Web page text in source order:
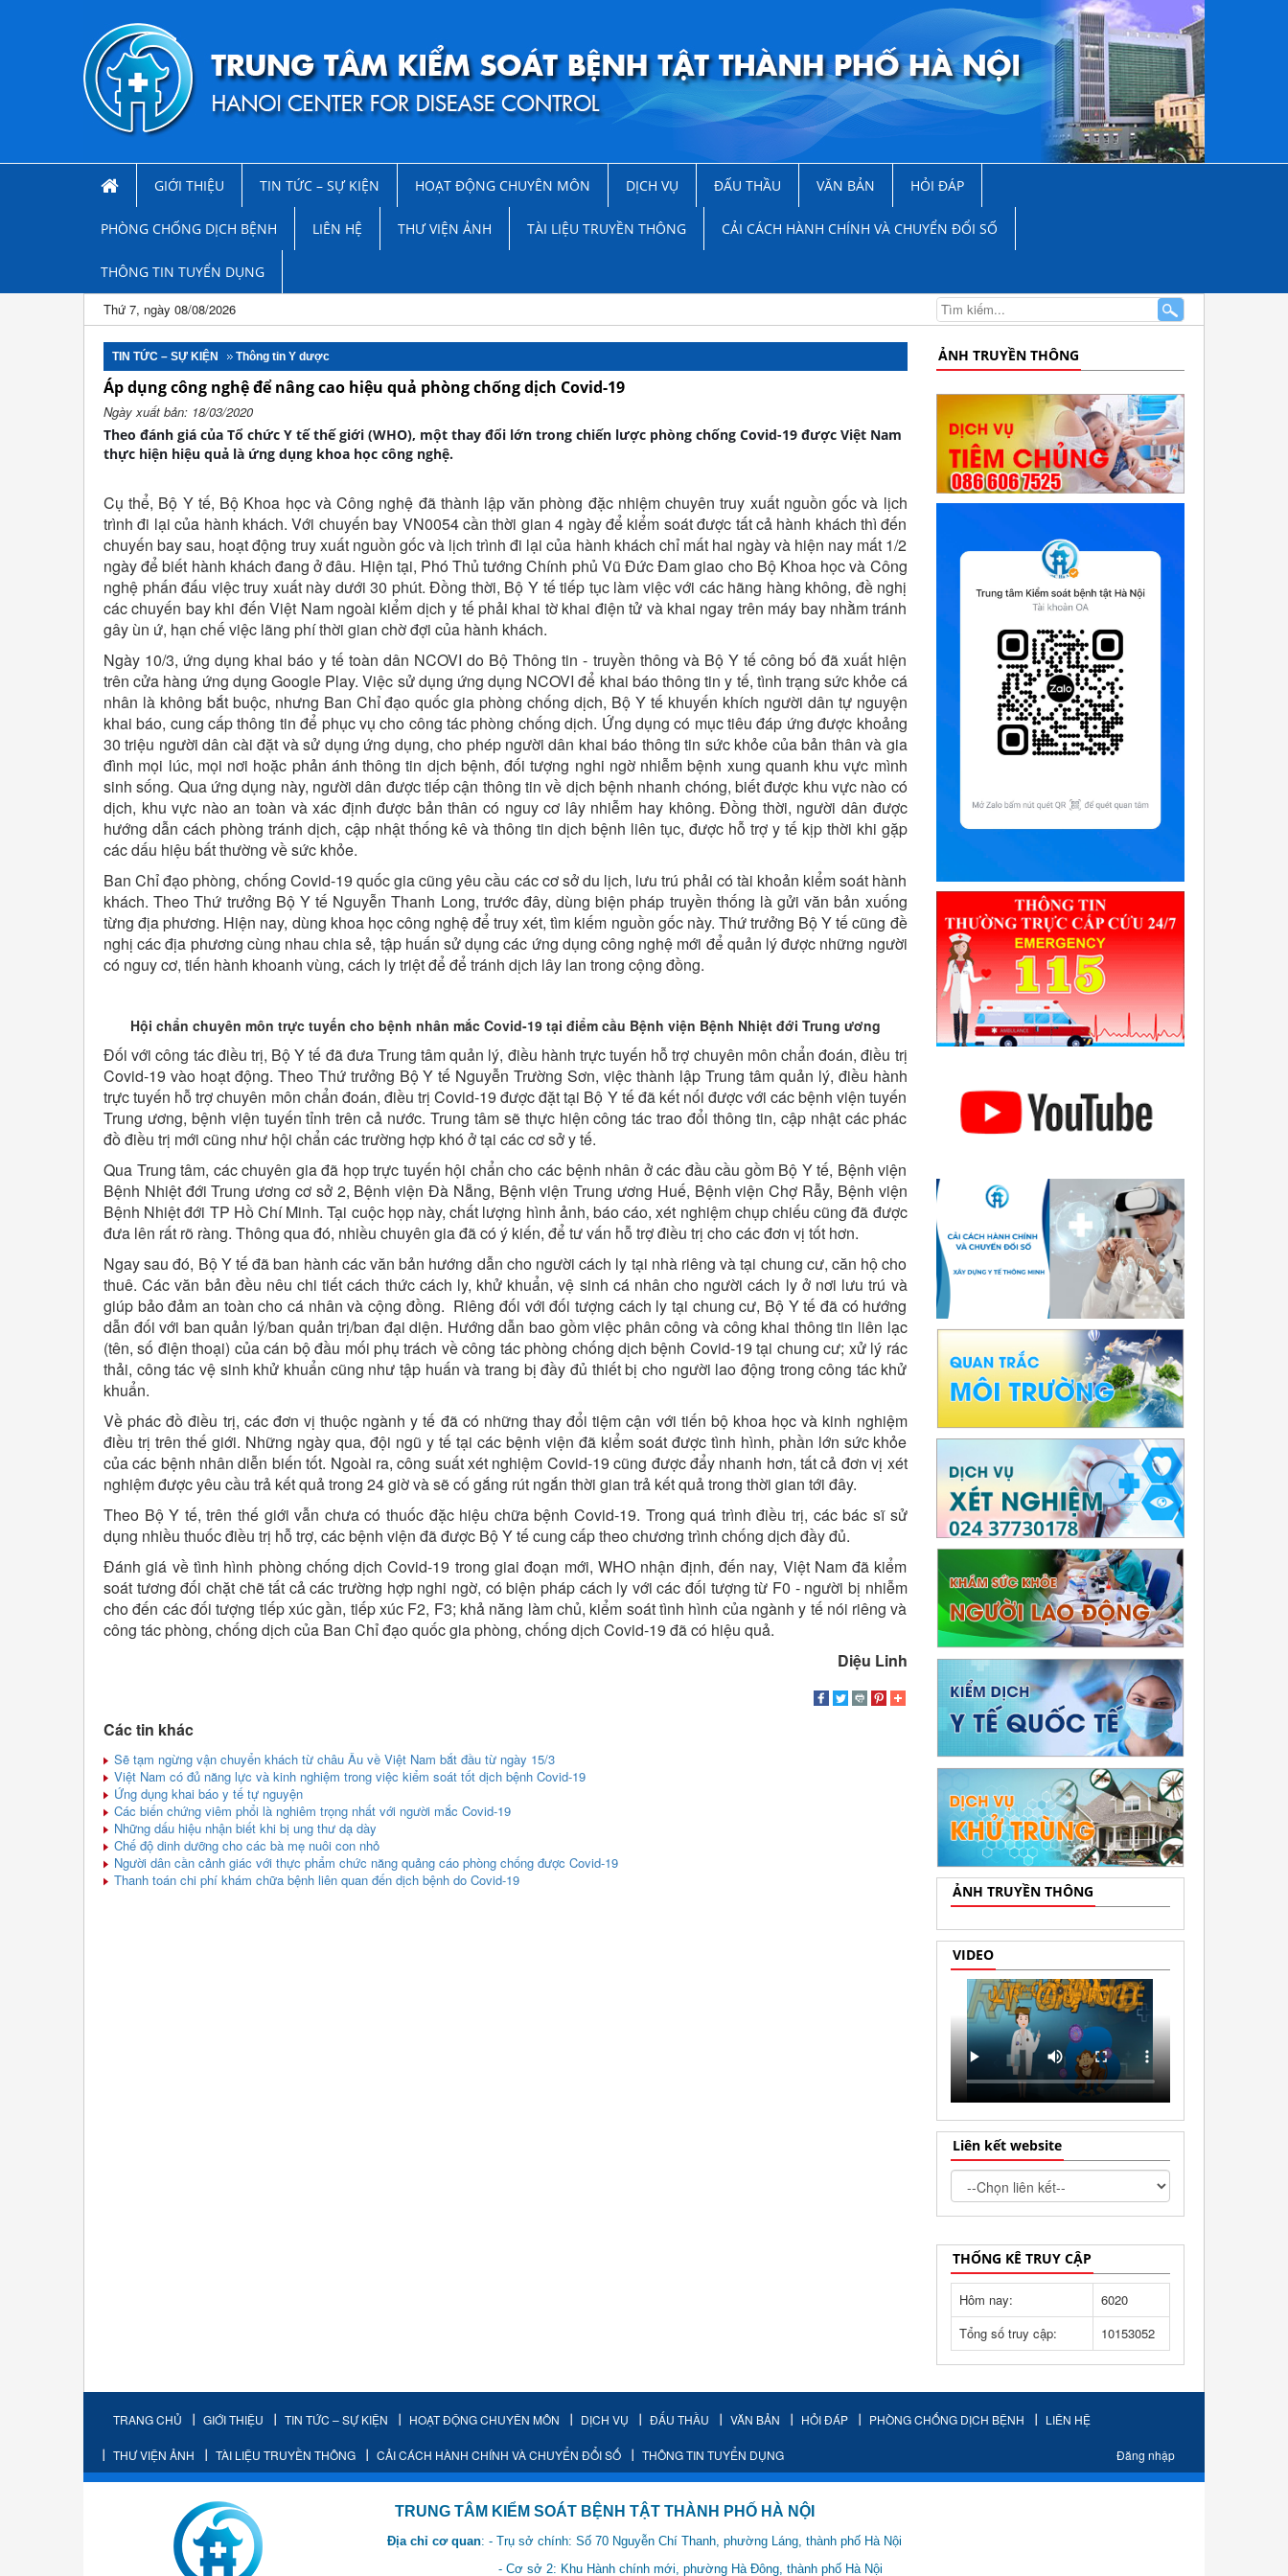
GIỚI THIỆU TIN TỨC – SỰ KIỆN HOẠT ĐỘNG CHUYÊN MÔN DỊCH VỤ ĐẤU THẦU VĂN BẢN HỎI ĐÁP
PHÒNG CHỐNG DỊCH BỆNH LIÊN HỆ THƯ VIỆN ẢNH TÀI LIỆU TRUYỀN THÔNG CẢI CÁCH HÀNH CHÍNH VÀ CHUYỂN ĐỔI SỐ
THÔNG TIN TUYỂN DỤNG
Thứ 7, ngày 08/08/2026
TIN TỨC – SỰ KIỆN Thông tin Y dược
Áp dụng công nghệ để nâng cao hiệu quả phòng chống dịch Covid-19
Ngày xuất bản: 18/03/2020
Theo đánh giá của Tổ chức Y tế thế giới (WHO), một thay đổi lớn trong chiến lược phòng chống Covid-19 được Việt Nam
thực hiện hiệu quả là ứng dụng khoa học công nghệ.
Cụ thể, Bộ Y tế, Bộ Khoa học và Công nghệ đã thành lập văn phòng đặc nhiệm chuyên truy xuất nguồn gốc và lịch
trình đi lại của hành khách. Với chuyến bay VN0054 cần thời gian 4 ngày để kiểm soát được tất cả hành khách thì đến
chuyến bay sau, hoạt động truy xuất nguồn gốc và lịch trình đi lại của hành khách chỉ mất hai ngày và hiện nay mất 1/2
ngày để biết hành khách đang ở đâu. Hiện tại, Phó Thủ tướng Chính phủ Vũ Đức Đam giao cho Bộ Khoa học và Công
nghệ phấn đấu việc truy xuất này dưới 30 phút. Đồng thời, Bộ Y tế tiếp tục làm việc với các hãng hàng không, đề nghị
các chuyến bay khi đến Việt Nam ngoài kiểm dịch y tế phải khai tờ khai điện tử và khai ngay trên máy bay nhằm tránh
gây ùn ứ, hạn chế việc lãng phí thời gian chờ đợi của hành khách.
Ngày 10/3, ứng dụng khai báo y tế toàn dân NCOVI do Bộ Thông tin - truyền thông và Bộ Y tế công bố đã xuất hiện
trên cửa hàng ứng dụng Google Play. Việc sử dụng ứng dụng NCOVI để khai báo thông tin y tế, tình trạng sức khỏe cá
nhân là không bắt buộc, nhưng Ban Chỉ đạo quốc gia phòng chống dịch, Bộ Y tế khuyến khích người dân tự nguyện
khai báo, cung cấp thông tin để phục vụ cho công tác phòng chống dịch. Ứng dụng có mục tiêu đáp ứng được khoảng
30 triệu người dân cài đặt và sử dụng ứng dụng, cho phép người dân khai báo thông tin sức khỏe của bản thân và gia
đình mọi lúc, mọi nơi hoặc phản ánh thông tin dịch bệnh, đối tượng nghi ngờ nhiễm bệnh xung quanh khu vực mình
sinh sống. Qua ứng dụng này, người dân được tiếp cận thông tin về dịch bệnh nhanh chóng, biết được khu vực nào có
dịch, khu vực nào an toàn và xác định được bản thân có nguy cơ lây nhiễm hay không. Đồng thời, người dân được
hướng dẫn cách phòng tránh dịch, cập nhật thống kê và thông tin dịch bệnh liên tục, được hỗ trợ y tế kịp thời khi gặp
các dấu hiệu bất thường về sức khỏe.
Ban Chỉ đạo phòng, chống Covid-19 quốc gia cũng yêu cầu các cơ sở du lịch, lưu trú phải có tài khoản kiểm soát hành
khách. Theo Thứ trưởng Bộ Y tế Nguyễn Thanh Long, trước đây, dùng biện pháp truyền thống là gửi văn bản xuống
từng địa phương. Hiện nay, dùng khoa học công nghệ để truy xét, tìm kiếm nguồn gốc này. Thứ trưởng Bộ Y tế cũng đề
nghị các địa phương cùng nhau chia sẻ, tập huấn sử dụng các ứng dụng công nghệ mới để quản lý được những người
có nguy cơ, tiến hành khoanh vùng, cách ly triệt để để tránh dịch lây lan trong cộng đồng.
Hội chẩn chuyên môn trực tuyến cho bệnh nhân mắc Covid-19 tại điểm cầu Bệnh viện Bệnh Nhiệt đới Trung ương
Đối với công tác điều trị, Bộ Y tế đã đưa Trung tâm quản lý, điều hành trực tuyến hỗ trợ chuyên môn chẩn đoán, điều trị
Covid-19 vào hoạt động. Theo Thứ trưởng Bộ Y tế Nguyễn Trường Sơn, việc thành lập Trung tâm quản lý, điều hành
trực tuyến hỗ trợ chuyên môn chẩn đoán, điều trị Covid-19 được đặt tại Bộ Y tế đã kết nối được với các bệnh viện tuyến
Trung ương, bệnh viện tuyến tỉnh trên cả nước. Trung tâm sẽ thực hiện công tác trao đổi thông tin, cập nhật các phác
đồ điều trị mới cũng như hội chẩn các trường hợp khó ở tại các cơ sở y tế.
Qua Trung tâm, các chuyên gia đã họp trực tuyến hội chẩn cho các bệnh nhân ở các đầu cầu gồm Bộ Y tế, Bệnh viện
Bệnh Nhiệt đới Trung ương cơ sở 2, Bệnh viện Đà Nẵng, Bệnh viện Trung ương Huế, Bệnh viện Chợ Rẫy, Bệnh viện
Bệnh Nhiệt đới TP Hồ Chí Minh. Tại cuộc họp này, chất lượng hình ảnh, báo cáo, xét nghiệm chụp chiếu cũng đã được
đưa lên rất rõ ràng. Thông qua đó, nhiều chuyên gia đã có ý kiến, để tư vấn hỗ trợ điều trị cho các đơn vị tốt hơn.
Ngay sau đó, Bộ Y tế đã ban hành các văn bản hướng dẫn cho người cách ly tại nhà riêng và tại chung cư, căn hộ cho
thuê. Các văn bản đều nêu chi tiết cách thức cách ly, khử khuẩn, vệ sinh cá nhân cho người cách ly ở nơi lưu trú và
giúp bảo đảm an toàn cho cá nhân và cộng đồng. Riêng đối với đối tượng cách ly tại chung cư, Bộ Y tế đã có hướng
dẫn đối với ban quản lý/ban quản trị/ban đại diện. Hướng dẫn bao gồm việc phân công và công khai thông tin liên lạc
(tên, số điện thoại) của cán bộ đầu mối phụ trách về công tác phòng chống dịch bệnh Covid-19 tại chung cư; xử lý rác
thải, công tác vệ sinh khử khuẩn cũng như tập huấn và trang bị đầy đủ thiết bị cho người lao động trong công tác khử
khuẩn.
Về phác đồ điều trị, các đơn vị thuộc ngành y tế đã có những thay đổi tiệm cận với tiến bộ khoa học và kinh nghiệm
điều trị trên thế giới. Những ngày qua, đội ngũ y tế tại các bệnh viện đã kiểm soát được tình hình, phần lớn sức khỏe
của các bệnh nhân diễn biến tốt. Ngoài ra, công suất xét nghiệm Covid-19 cũng được đẩy nhanh hơn, tất cả đơn vị xét
nghiệm được yêu cầu trả kết quả trong 24 giờ và sẽ cố gắng rút ngắn thời gian trả kết quả trong thời gian tới đây.
Theo Bộ Y tế, trên thế giới vẫn chưa có thuốc đặc hiệu chữa bệnh Covid-19. Trong quá trình điều trị, các bác sĩ sử
dụng nhiều thuốc điều trị hỗ trợ, các bệnh viện đã được Bộ Y tế cung cấp theo chương trình chống dịch đầy đủ.
Đánh giá về tình hình phòng chống dịch Covid-19 trong giai đoạn mới, WHO nhận định, đến nay, Việt Nam đã kiểm
soát tương đối chặt chẽ tất cả các trường hợp nghi ngờ, có biện pháp cách ly với các đối tượng từ F0 - người bị nhiễm
cho đến các đối tượng tiếp xúc gần, tiếp xúc F2, F3; khả năng làm chủ, kiểm soát tình hình của ngành y tế nói riêng và
công tác phòng, chống dịch của Ban Chỉ đạo quốc gia phòng, chống dịch Covid-19 đã có hiệu quả.
Diệu Linh
Các tin khác
Sẽ tạm ngừng vận chuyển khách từ châu Âu về Việt Nam bắt đầu từ ngày 15/3
Việt Nam có đủ năng lực và kinh nghiệm trong việc kiểm soát tốt dịch bệnh Covid-19
Ứng dụng khai báo y tế tự nguyện
Các biến chứng viêm phổi là nghiêm trọng nhất với người mắc Covid-19
Những dấu hiệu nhận biết khi bị ung thư dạ dày
Chế độ dinh dưỡng cho các bà mẹ nuôi con nhỏ
Người dân cần cảnh giác với thực phẩm chức năng quảng cáo phòng chống được Covid-19
Thanh toán chi phí khám chữa bệnh liên quan đến dịch bệnh do Covid-19
ẢNH TRUYỀN THÔNG
ẢNH TRUYỀN THÔNG
VIDEO
Liên kết website
THỐNG KÊ TRUY CẬP
Hôm nay:
6020
Tổng số truy cập:
10153052
TRANG CHỦ GIỚI THIỆU TIN TỨC – SỰ KIỆN HOẠT ĐỘNG CHUYÊN MÔN DỊCH VỤ ĐẤU THẦU VĂN BẢN HỎI ĐÁP PHÒNG CHỐNG DỊCH BỆNH LIÊN HỆ
THƯ VIỆN ẢNH TÀI LIỆU TRUYỀN THÔNG CẢI CÁCH HÀNH CHÍNH VÀ CHUYỂN ĐỔI SỐ THÔNG TIN TUYỂN DỤNG Đăng nhập
TRUNG TÂM KIỂM SOÁT BỆNH TẬT THÀNH PHỐ HÀ NỘI
Địa chỉ cơ quan: - Trụ sở chính: Số 70 Nguyễn Chí Thanh, phường Láng, thành phố Hà Nội
- Cơ sở 2: Khu Hành chính mới, phường Hà Đông, thành phố Hà Nội